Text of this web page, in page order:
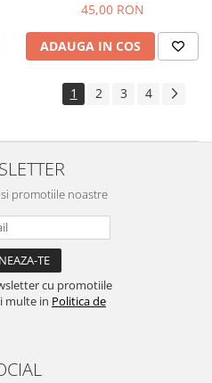
45,00 RON
ADAUGA IN COS
1 2 3 4
promotiile noastre
cu promotiile
multe in Politica de